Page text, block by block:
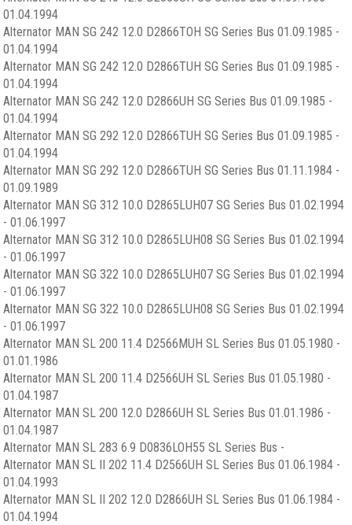
01.04.1994
Alternator MAN SG 242 12.0 D2866TOH SG Series Bus 01.09.1985 -
01.04.1994
Alternator MAN SG 242 12.0 D2866TUH SG Series Bus 01.09.1985 -
01.04.1994
Alternator MAN SG 242 12.0 D2866UH SG Series Bus 01.09.1985 -
01.04.1994
Alternator MAN SG 292 12.0 D2866TUH SG Series Bus 01.09.1985 -
01.04.1994
Alternator MAN SG 292 12.0 D2866TUH SG Series Bus 01.11.1984 -
01.09.1989
Alternator MAN SG 312 10.0 D2865LUH07 SG Series Bus 01.02.1994
- 01.06.1997
Alternator MAN SG 312 10.0 D2865LUH08 SG Series Bus 01.02.1994
- 01.06.1997
Alternator MAN SG 322 10.0 D2865LUH07 SG Series Bus 01.02.1994
- 01.06.1997
Alternator MAN SG 322 10.0 D2865LUH08 SG Series Bus 01.02.1994
- 01.06.1997
Alternator MAN SL 200 11.4 D2566MUH SL Series Bus 01.05.1980 -
01.01.1986
Alternator MAN SL 200 11.4 D2566UH SL Series Bus 01.05.1980 -
01.04.1987
Alternator MAN SL 200 12.0 D2866UH SL Series Bus 01.01.1986 -
01.04.1987
Alternator MAN SL 283 6.9 D0836LOH55 SL Series Bus -
Alternator MAN SL II 202 11.4 D2566UH SL Series Bus 01.06.1984 -
01.04.1993
Alternator MAN SL II 202 12.0 D2866UH SL Series Bus 01.06.1984 -
01.04.1994